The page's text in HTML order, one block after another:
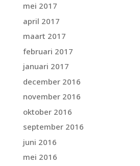
mei 2017
april 2017
maart 2017
februari 2017
januari 2017
december 2016
november 2016
oktober 2016
september 2016
juni 2016
mei 2016